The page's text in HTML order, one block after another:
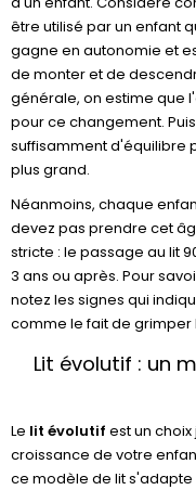
être utilisé par un enfant
gagne en autonomie et
de monter et de
générale, on estime que
pour ce changement.
suffisamment d'équilibre
plus grand.
Néanmoins, chaque
devez pas prendre cet
stricte : le passage au lit
3 ans ou après. Pour
notez les signes qui
comme le fait de grimper
Lit évolutif : un
Le lit évolutif est un
croissance de votre
ce modèle de lit